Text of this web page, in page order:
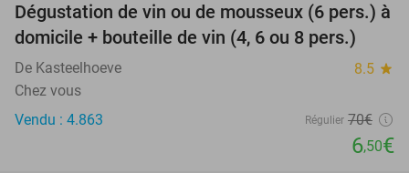
91%
Dégustation de vin ou de mousseux (6 pers.) à
domicile + bouteille de vin (4, 6 ou 8 pers.)
De Kasteelhoeve 8.5 star
Chez vous
Vendu : 4.863
Régulier 70€
6,50€